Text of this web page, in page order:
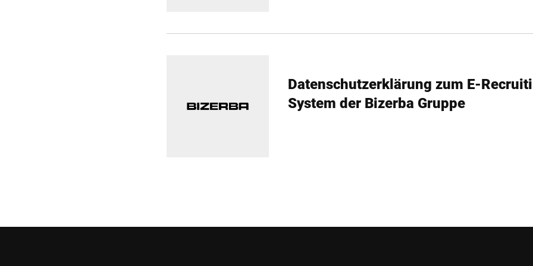
Datenschutzerklärung zum E-
System der Bizerba Gruppe